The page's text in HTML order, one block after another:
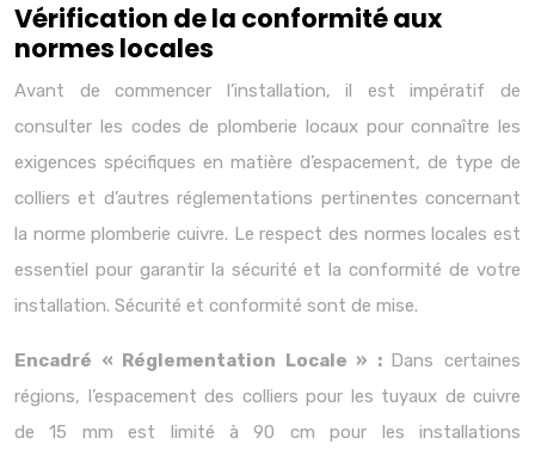
Vérification de la conformité aux
normes locales
Avant de commencer l’installation, il est impératif de
consulter les codes de plomberie locaux pour connaître les
exigences spécifiques en matière d’espacement, de type de
colliers et d’autres réglementations pertinentes concernant
la norme plomberie cuivre. Le respect des normes locales est
essentiel pour garantir la sécurité et la conformité de votre
installation. Sécurité et conformité sont de mise.
Encadré « Réglementation Locale » : Dans certaines
régions, l’espacement des colliers pour les tuyaux de cuivre
de 15 mm est limité à 90 cm pour les installations